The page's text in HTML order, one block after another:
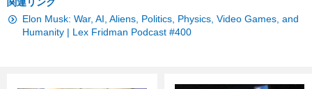
Elon Musk: War, AI, Aliens, Politics, Physics, Video Games, and
Humanity | Lex Fridman Podcast #400